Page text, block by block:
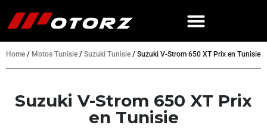
Home / Motos Tunisie / Suzuki Tunisie / Suzuki V-Strom 650 XT Prix en Tunisie
Suzuki V-Strom 650 XT Prix
en Tunisie